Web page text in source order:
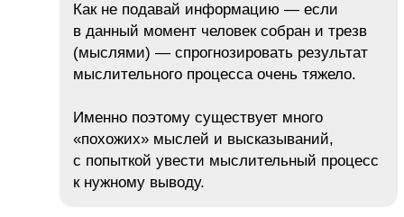
Как не подавай информацию — если
в данный момент человек собран и трезв
(мыслями) — спрогнозировать результат
мыслительного процесса очень тяжело.
Именно поэтому существует много
«похожих» мыслей и высказываний,
с попыткой увести мыслительный процесс
к нужному выводу.